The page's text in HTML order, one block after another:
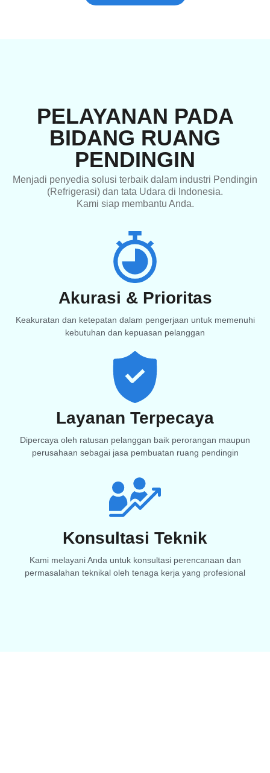
PELAYANAN PADA
BIDANG RUANG
PENDINGIN
Menjadi penyedia solusi terbaik dalam industri Pendingin
(Refrigerasi) dan tata Udara di Indonesia.
Kami siap membantu Anda.
Akurasi & Prioritas
Keakuratan dan ketepatan dalam pengerjaan untuk memenuhi
kebutuhan dan kepuasan pelanggan
Layanan Terpecaya
Dipercaya oleh ratusan pelanggan baik perorangan maupun
perusahaan sebagai jasa pembuatan ruang pendingin
Konsultasi Teknik
Kami melayani Anda untuk konsultasi perencanaan dan
permasalahan teknikal oleh tenaga kerja yang profesional